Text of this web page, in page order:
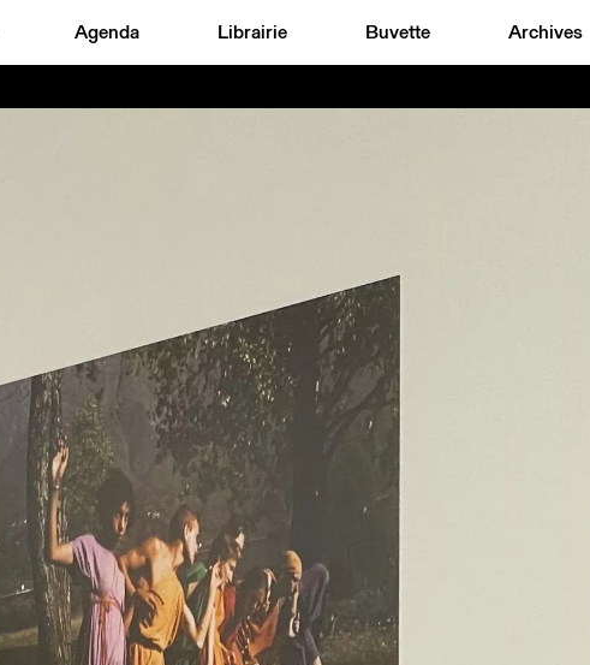
Agenda Librairie Buvette Archives